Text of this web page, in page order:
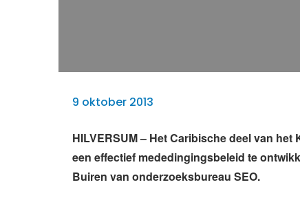
9 oktober 2013
HILVERSUM – Het Caribische deel van
een effectief mededingingsbeleid te
Buiren van onderzoeksbureau SEO.